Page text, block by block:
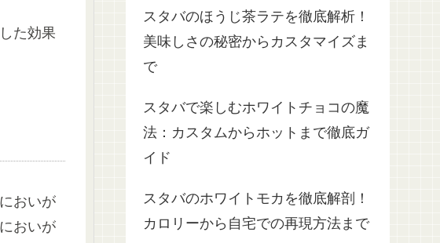
た効果
おいが
おいが
スタバのほうじ茶ラテを徹底解析！
美味しさの秘密からカスタマイズま
で
スタバで楽しむホワイトチョコの魔
法：カスタムからホットまで徹底ガ
イド
スタバのホワイトモカを徹底解剖！
カロリーから自宅での再現方法まで